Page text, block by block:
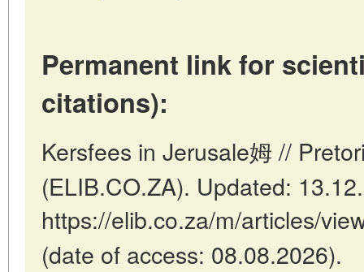
Permanent link for
citations):
Kersfees in Jerusale姆 //
(ELIB.CO.ZA). Updated:
https://elib.co.za/m/articles/
(date of access: 08.08.2026).